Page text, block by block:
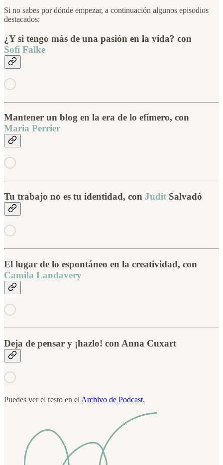
Si no sabes por dónde empezar, a continuación algunos episodios
destacados:
¿Y si tengo más de una pasión en la vida? con
Sofi Falke
Mantener un blog en la era de lo efímero, con
Maria Perrier
Tu trabajo no es tu identidad, con Judit Salvadó
El lugar de lo espontáneo en la creatividad, con
Camila Landavery
Deja de pensar y ¡hazlo! con Anna Cuxart
Puedes ver el resto en el Archivo de Podcast.